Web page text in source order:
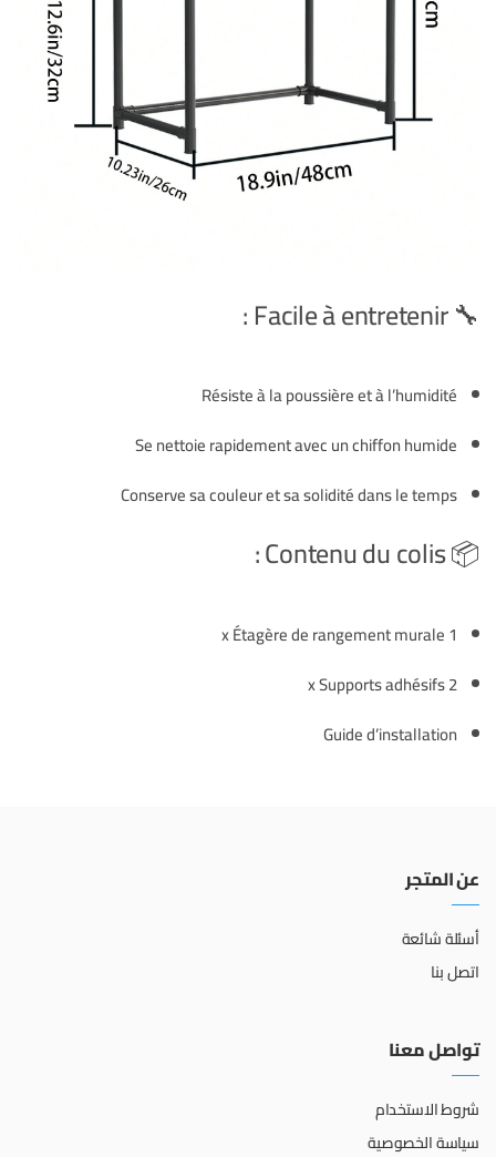
🔧 Facile à entretenir :
Résiste à la poussière et à l’humidité
Se nettoie rapidement avec un chiffon humide
Conserve sa couleur et sa solidité dans le temps
📦 Contenu du colis :
1 x Étagère de rangement murale
2 x Supports adhésifs
Guide d’installation
عن المتجر
أسئلة شائعة
اتصل بنا
تواصل معنا
شروط الاستخدام
سياسة الخصوصية